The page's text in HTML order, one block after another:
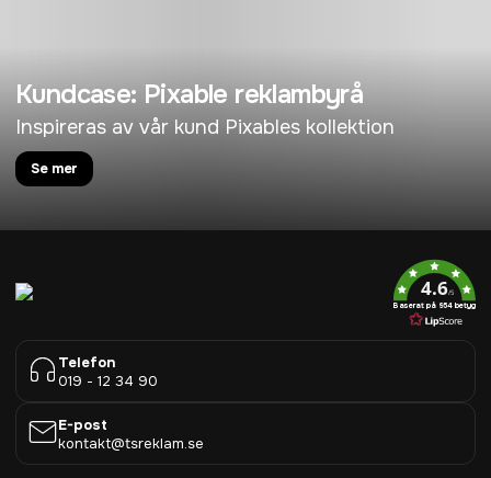
Kundcase: Pixable reklambyrå
Inspireras av vår kund Pixables kollektion
Se mer
4.6/5
Baserat på 954 betyg
Telefon
019 - 12 34 90
E-post
kontakt@tsreklam.se